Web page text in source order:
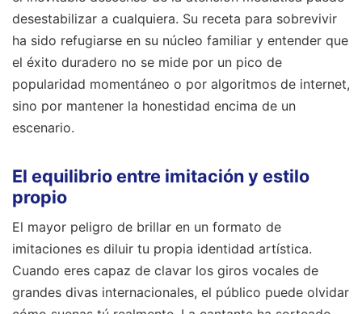
desestabilizar a cualquiera. Su receta para sobrevivir
ha sido refugiarse en su núcleo familiar y entender que
el éxito duradero no se mide por un pico de
popularidad momentáneo o por algoritmos de internet,
sino por mantener la honestidad encima de un
escenario.
El equilibrio entre imitación y estilo
propio
El mayor peligro de brillar en un formato de
imitaciones es diluir tu propia identidad artística.
Cuando eres capaz de clavar los giros vocales de
grandes divas internacionales, el público puede olvidar